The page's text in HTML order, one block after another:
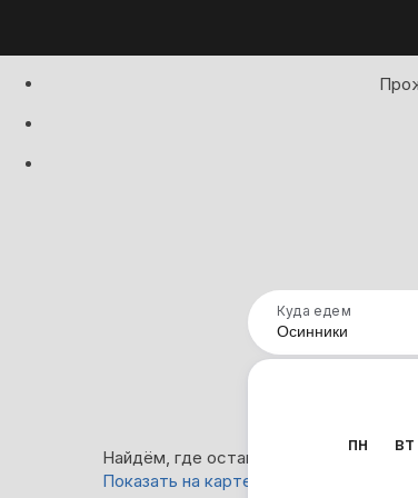
Куда едем
пн
вт
Найдём, где остановиться в
Показать на карте